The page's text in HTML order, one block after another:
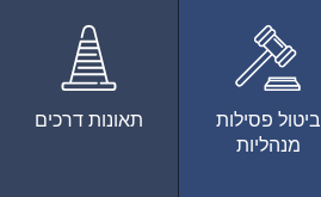
ביטול פסילות
מנהליות
תאונות דרכים